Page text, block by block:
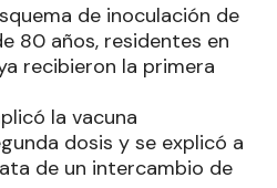
de inoculación de
80 años, residentes en
recibieron la primera
la vacuna
dosis y se explicó a
de un intercambio de